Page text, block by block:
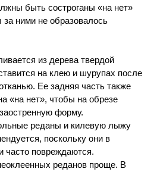
быть состроганы «на нет»
ними не образовалось
из дерева твердой
на клею и шурупах после
Ее задняя часть также
«на нет», чтобы на обрезе
форму.
реданы и килевую лыжу
поскольку они в
часто повреждаются.
реданов проще. В